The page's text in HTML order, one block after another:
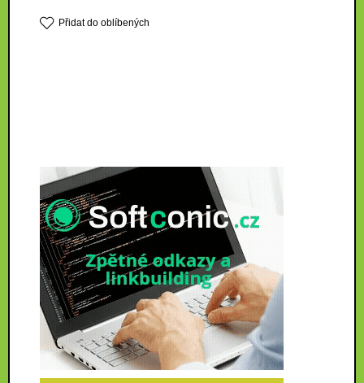
Přidat do oblíbených